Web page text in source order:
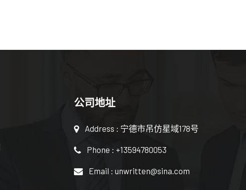
公司地址
Address : 宁德市吊仿星域178号
Phone : +13594780053
Email : unwritten@sina.com